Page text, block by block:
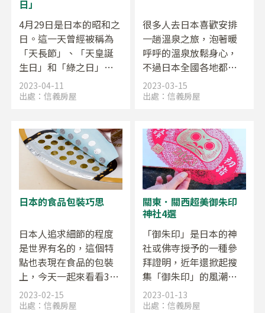
日」
4月29日是日本的昭和之
日。這一天曾經被稱為
「天長節」、「天皇誕
生日」和「綠之日」，
在2005年才正式定為現
在的名稱。這一天的設
也是組成日本黃金週的
開端，與其他重要的節
日一同構成了連假。讓
我們一起來了解「昭和
之日」的歷史和意義
吧。
2023-04-11
出處： 信義房屋
很多人去日本喜歡安排
一趟溫泉之旅，泡著暖
呼呼的溫泉放鬆身心，
不過日本全國各地都有
溫泉，到底哪些是必去
的溫泉區呢? 讓我們一起
的「第36屆溫泉100選名
單」當中，前5名的溫泉
勝地吧！
2023-03-15
出處： 信義房屋
日本的食品包裝巧思
日本人追求細節的程度
是世界有名的，這個特
點也表現在食品的包裝
上，今天一起來看看3個
有趣的小巧思。
2023-02-15
出處： 信義房屋
關東．關西超美御朱印
神社4選
「御朱印」是日本的神
社或佛寺授予的一種參
拜證明，近年還掀起搜
集「御朱印」的風潮。
各大神社除了推出季節
期間限定的御朱印之
2023-01-13
出處： 信義房屋